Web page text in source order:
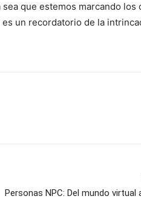
que estemos marcando los
un recordatorio de la
Personas NPC: Del mundo virtual